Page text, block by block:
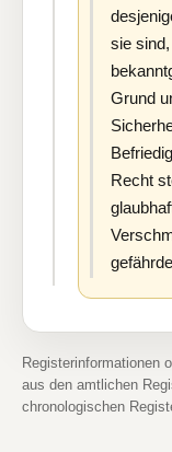
sie
Grund
Recht
Registerinformationen
aus den amtlichen
chronologischen